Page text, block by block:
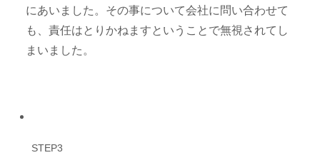
にあいました。その事について会社に問い合わせて
も、責任はとりかねますということで無視されてし
まいました。
STEP3